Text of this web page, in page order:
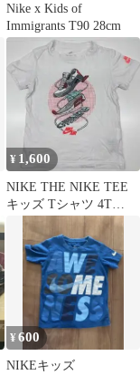
Nike x Kids of
Immigrants T90 28cm
¥ 1,600
NIKE THE NIKE TEE
キッズ Tシャツ 4T
104cm
¥600
NIKEキッズ